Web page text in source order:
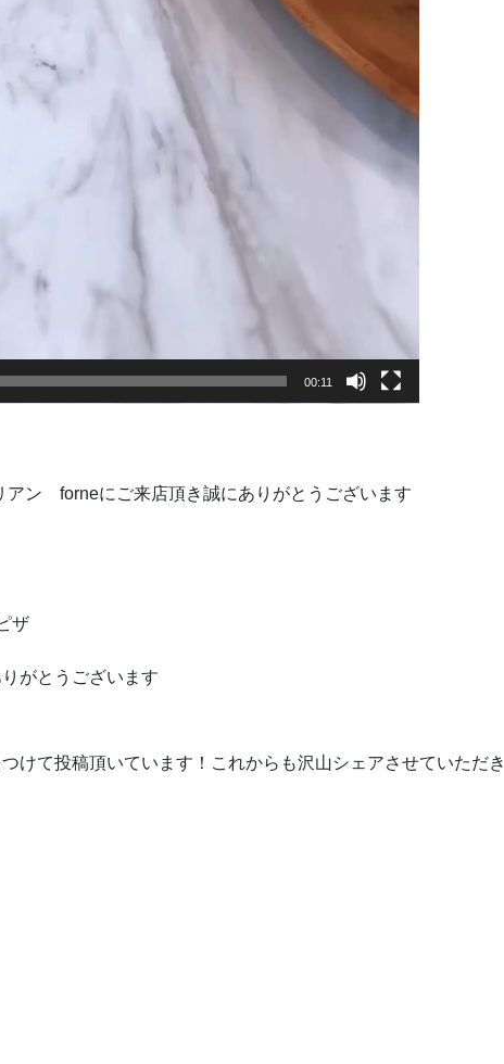
00:11
ン forneにご来店頂き誠にありがとうございます
ザ
がとうございます
けて投稿頂いています！これからも沢山シェアさせていただき